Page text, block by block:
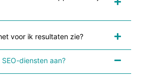
voor ik resultaten zie?
diensten aan?